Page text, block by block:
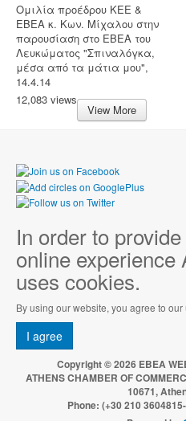
Ομιλία προέδρου ΚΕΕ &
ΕΒΕΑ κ. Κων. Μίχαλου στην
παρουσίαση στο ΕΒΕΑ του
Λευκώματος "Σπιναλόγκα,
μέσα από τα μάτια μου",
14.4.14
12,083 views
View More
In order to
online experience
uses cookies.
By using our website, you agree to our
I agree
Copyright © 2026 EBEA
ATHENS CHAMBER OF
10671,
Phone: (+30 210